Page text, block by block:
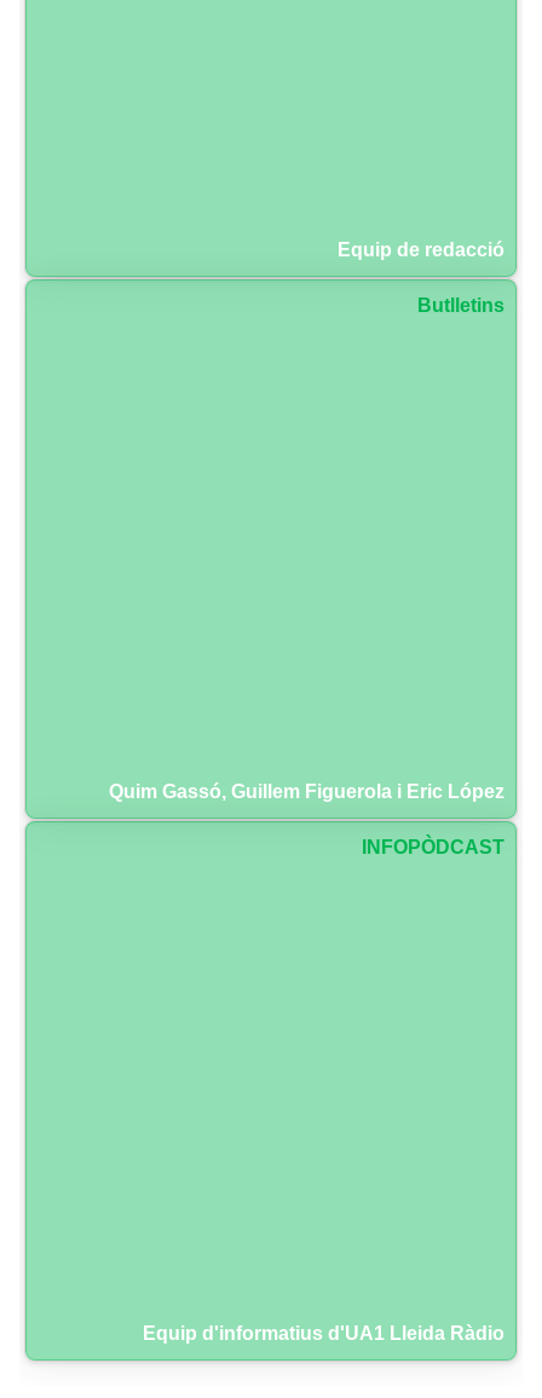
Equip de redacció
Butlletins
Quim Gassó, Guillem Figuerola i Eric López
INFOPÒDCAST
Equip d'informatius d'UA1 Lleida Ràdio